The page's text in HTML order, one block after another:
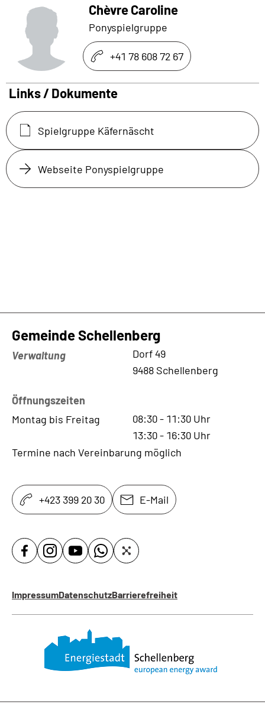
Chèvre Caroline
Ponyspielgruppe
+41 78 608 72 67
Links / Dokumente
Spielgruppe Käfernäscht
Webseite Ponyspielgruppe
Gemeinde Schellenberg
Verwaltung
Dorf 49
9488 Schellenberg
Öffnungszeiten
Montag bis Freitag
08:30- 11:30 Uhr
13:30- 16:30 Uhr
Termine nach Vereinbarung möglich
+423 399 20 30 E-Mail
ImpressumDatenschutzBarrierefreiheit